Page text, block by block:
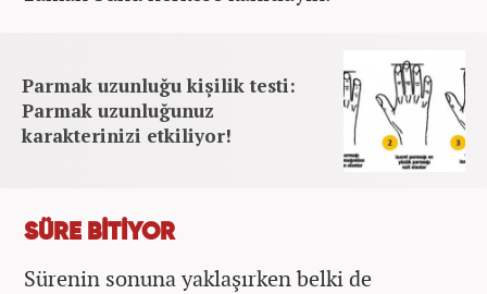
Parmak uzunluğu kişilik testi:
Parmak uzunluğunuz
karakterinizi etkiliyor!
SÜRE BİTİYOR
Sürenin sonuna yaklaşırken belki de